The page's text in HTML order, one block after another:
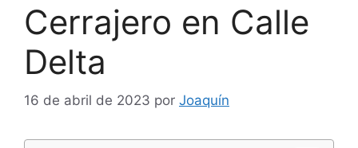
Cerrajero en Calle
Delta
16 de abril de 2023 por Joaquín